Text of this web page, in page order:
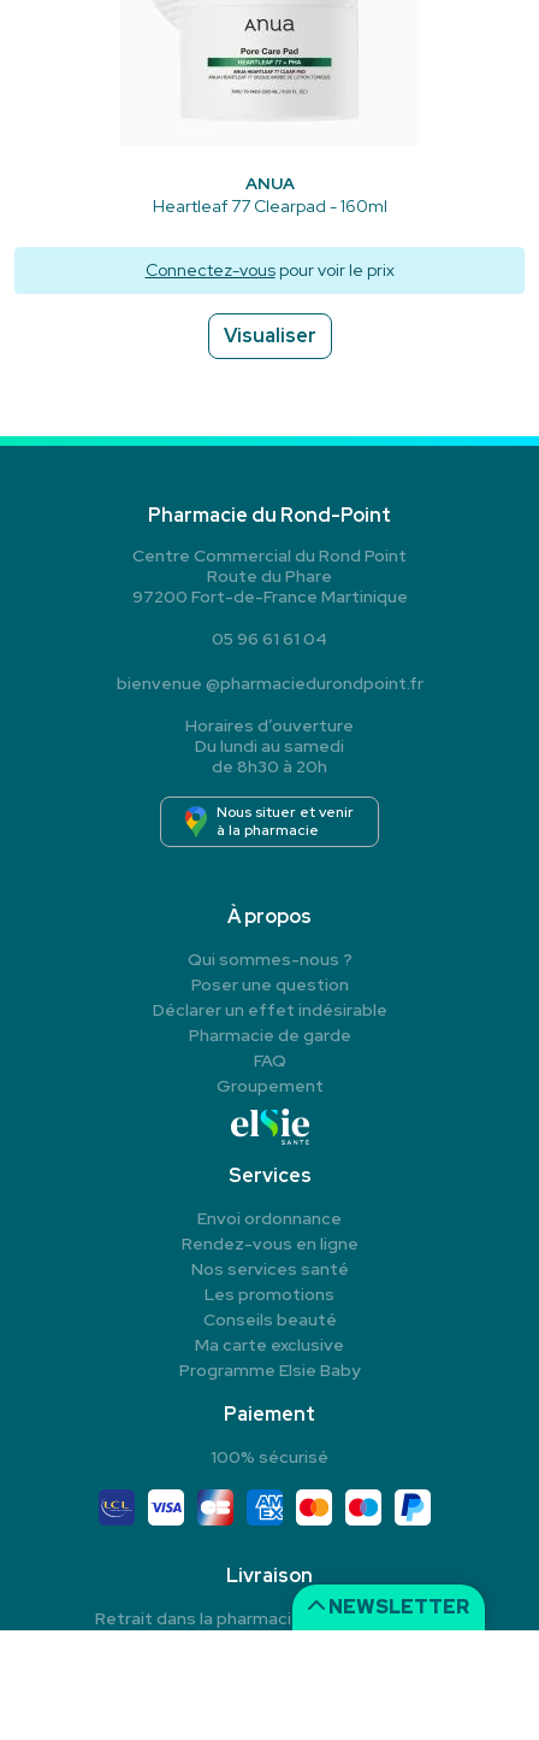
ANUA
Heartleaf 77 Clearpad - 160ml
Connectez-vouspour voir le prix
Visualiser
NEWSLETTER
Pharmacie du Rond-Point
Centre Commercial du Rond Point
Route du Phare
97200 Fort-de-France Martinique
05 96 61 61 04
bienvenue @pharmaciedurondpoint.fr
Horaires d’ouverture
Du lundi au samedi
de 8h30 à 20h
Nous situer et venir
à la pharmacie
À propos
Qui sommes-nous ?
Poser une question
Déclarer un effet indésirable
Pharmacie de garde
FAQ
Groupement
Services
Envoi ordonnance
Rendez-vous en ligne
Nos services santé
Les promotions
Conseils beauté
Ma carte exclusive
Programme Elsie Baby
Paiement
100% sécurisé
Livraison
Retrait dans la pharmacie en Click & Collect